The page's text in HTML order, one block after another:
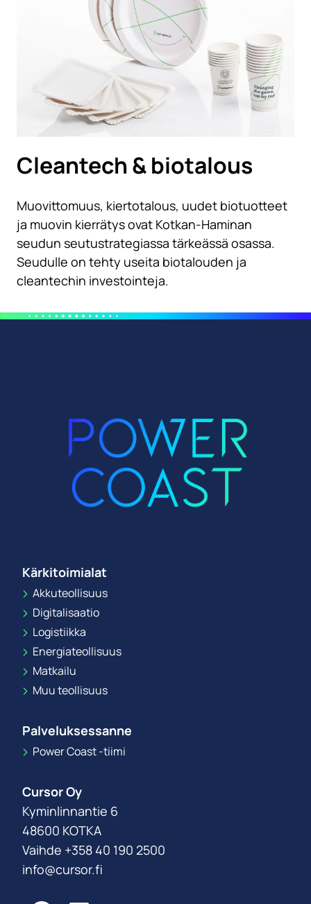
Cleantech & biotalous
Muovittomuus, kiertotalous, uudet biotuotteet
ja muovin kierrätys ovat Kotkan-Haminan
seudun seutustrategiassa tärkeässä osassa.
Seudulle on tehty useita biotalouden ja
cleantechin investointeja.
Kärkitoimialat
Akkuteollisuus
Digitalisaatio
Logistiikka
Energiateollisuus
Matkailu
Muu teollisuus
Palveluksessanne
Power Coast -tiimi
Cursor Oy
Kyminlinnantie 6
48600 KOTKA
Vaihde +358 40 190 2500
info@cursor.fi